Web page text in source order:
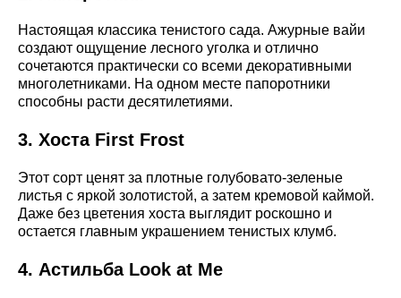
Настоящая классика тенистого сада. Ажурные вайи
создают ощущение лесного уголка и отлично
сочетаются практически со всеми декоративными
многолетниками. На одном месте папоротники
способны расти десятилетиями.
3. Хоста First Frost
Этот сорт ценят за плотные голубовато-зеленые
листья с яркой золотистой, а затем кремовой каймой.
Даже без цветения хоста выглядит роскошно и
остается главным украшением тенистых клумб.
4. Астильба Look at Me